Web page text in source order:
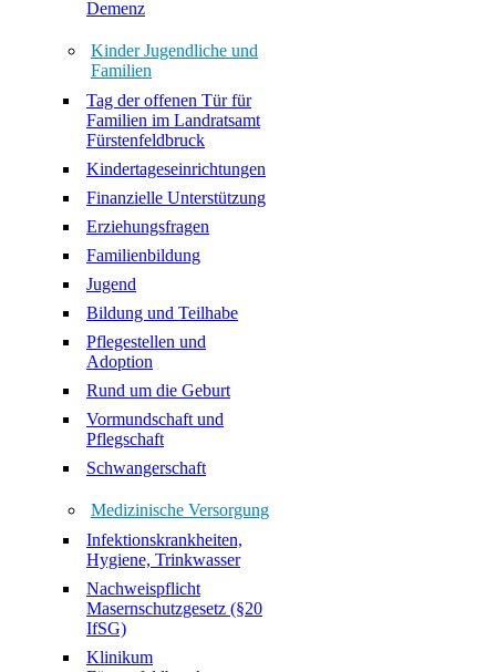
Demenz
Kinder Jugendliche und
Familien
Tag der offenen Tür für
Familien im Landratsamt
Fürstenfeldbruck
Kindertageseinrichtungen
Finanzielle Unterstützung
Erziehungsfragen
Familienbildung
Jugend
Bildung und Teilhabe
Pflegestellen und
Adoption
Rund um die Geburt
Vormundschaft und
Pflegschaft
Schwangerschaft
Medizinische Versorgung
Infektionskrankheiten,
Hygiene, Trinkwasser
Nachweispflicht
Masernschutzgesetz (§20
IfSG)
Klinikum